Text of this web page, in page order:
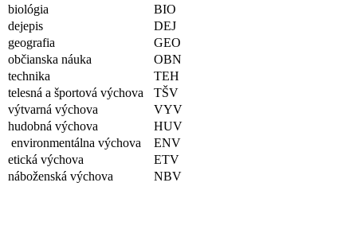
biológia
BIO
dejepis
DEJ
geografia
GEO
občianska náuka
OBN
technika
TEH
telesná a športová výchova
TŠV
výtvarná výchova
VYV
hudobná výchova
HUV
environmentálna výchova
ENV
etická výchova
ETV
náboženská výchova
NBV